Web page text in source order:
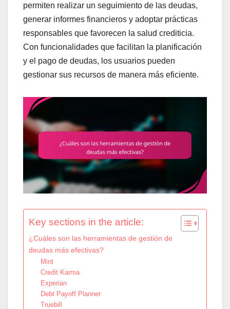
permiten realizar un seguimiento de las deudas,
generar informes financieros y adoptar prácticas
responsables que favorecen la salud crediticia.
Con funcionalidades que facilitan la planificación
y el pago de deudas, los usuarios pueden
gestionar sus recursos de manera más eficiente.
Key sections in the article:
¿Cuáles son las herramientas de gestión de
deudas más efectivas?
Mint
Credit Karma
Experian
Debt Payoff Planner
Truebill